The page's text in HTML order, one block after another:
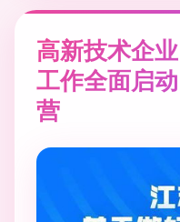
高新技术企
工作全面启
营